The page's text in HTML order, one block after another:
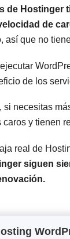
de Hostinger
de
así que no
de los
si necesitas
caros y tienen
real de
siguen